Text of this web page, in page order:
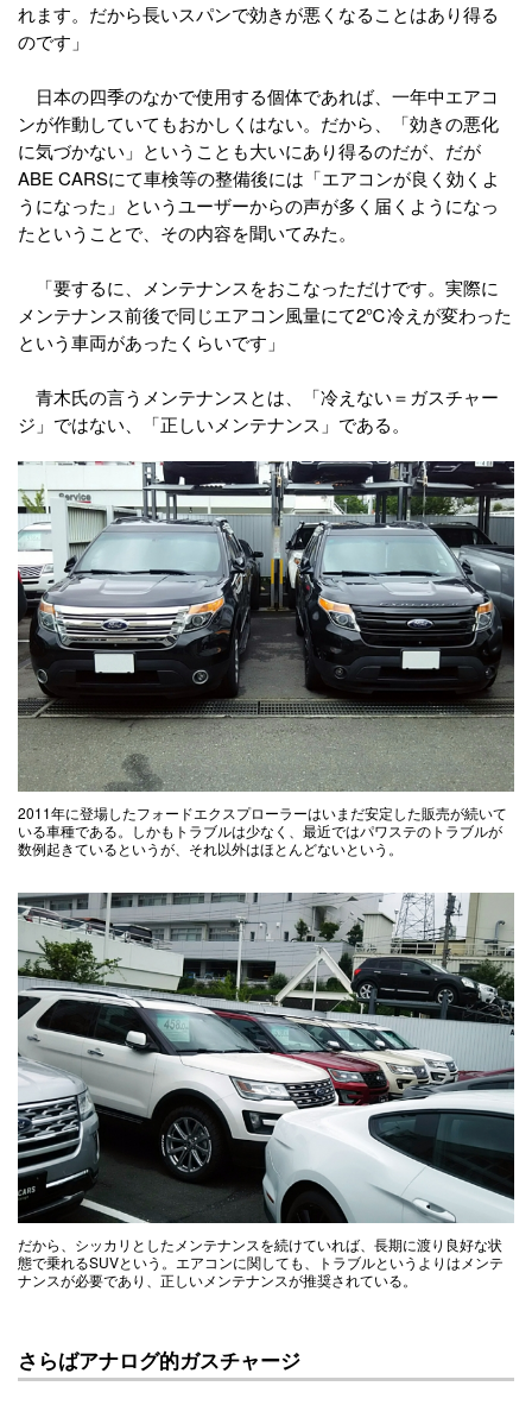
れます。だから長いスパンで効きが悪くなることはあり得る
のです」
日本の四季のなかで使用する個体であれば、一年中エアコ
ンが作動していてもおかしくはない。だから、「効きの悪化
に気づかない」ということも大いにあり得るのだが、だが
ABE CARSにて車検等の整備後には「エアコンが良く効くよ
うになった」というユーザーからの声が多く届くようになっ
たということで、その内容を聞いてみた。
「要するに、メンテナンスをおこなっただけです。実際に
メンテナンス前後で同じエアコン風量にて2℃冷えが変わった
という車両があったくらいです」
青木氏の言うメンテナンスとは、「冷えない＝ガスチャー
ジ」ではない、「正しいメンテナンス」である。
2011年に登場したフォードエクスプローラーはいまだ安定した販売が続いて
いる車種である。しかもトラブルは少なく、最近ではパワステのトラブルが
数例起きているというが、それ以外はほとんどないという。
だから、シッカリとしたメンテナンスを続けていれば、長期に渡り良好な状
態で乗れるSUVという。エアコンに関しても、トラブルというよりはメンテ
ナンスが必要であり、正しいメンテナンスが推奨されている。
さらばアナログ的ガスチャージ